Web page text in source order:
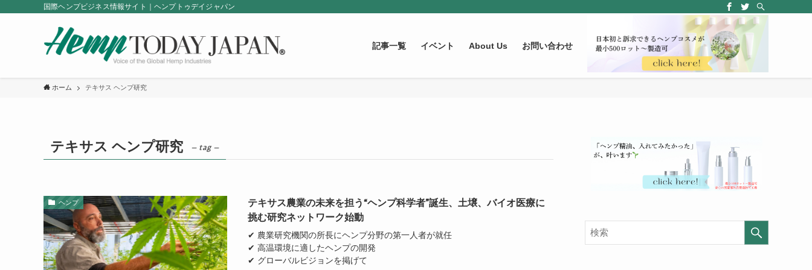
国際ヘンプビジネス情報サイト｜ヘンプトゥデイジャパン
記事一覧 イベント About Us お問い合わせ
ホーム テキサス ヘンプ研究
テキサス ヘンプ研究 – tag –
ヘンプ
テキサス農業の未来を担う“ヘンプ科学者”誕生、土壌、バイオ医療に
挑む研究ネットワーク始動
✔ 農業研究機関の所長にヘンプ分野の第一人者が就任
✔ 高温環境に適したヘンプの開発
✔ グローバルビジョンを掲げて